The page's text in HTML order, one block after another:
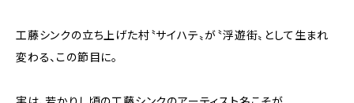
工藤シンクの立ち上げた村〝サイハテ〟が〝浮遊街〟として生まれ
変わる、この節目に。